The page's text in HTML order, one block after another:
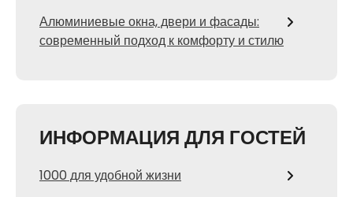
Алюминиевые окна, двери и фасады:
современный подход к комфорту и стилю
ИНФОРМАЦИЯ ДЛЯ ГОСТЕЙ
1000 для удобной жизни